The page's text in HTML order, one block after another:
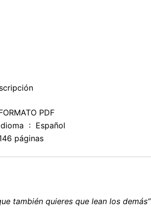
PDF
Idioma ‏ : ‎ Español
páginas
también quieres que lean los demás”